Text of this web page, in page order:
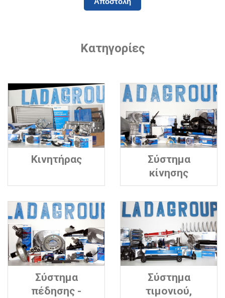
Κατηγορίες
Κινητήρας
Σύστημα
κίνησης
Σύστημα
πέδησης -
Σύστημα
τιμονιού,